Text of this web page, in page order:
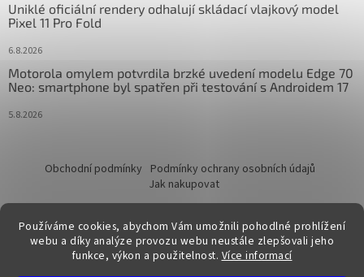
Používáme cookies, abychom Vám umožnili pohodlné prohlížení
webu a díky analýze provozu webu neustále zlepšovali jeho
funkce, výkon a použitelnost. Více informací
Uniklé oficiální rendery odhalují skládací vlajkový model
Pixel 11 Pro Fold
6.8.2026
Motorola omylem potvrdila brzké uvedení modelu Edge 70
Neo: smartphone byl spatřen při testování s Androidem 17
5.8.2026
Obchodní podmínky Podmínky ochrany osobních údajů
Jak nakupovat
Vytvořil Shoptet